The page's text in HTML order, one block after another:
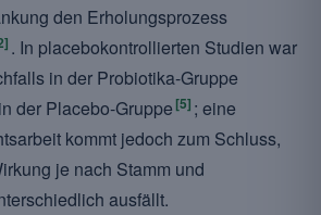
den Erholungsprozess
. In placebokontrollierten Studien war
in der Probiotika-Gruppe
der Placebo-Gruppe [5] ; eine
kommt jedoch zum Schluss,
je nach Stamm und
ausfällt.